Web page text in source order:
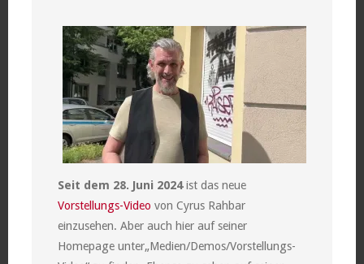
Seit dem 28. Juni 2024ist das neue
Vorstellungs-Video von Cyrus Rahbar
einzusehen. Aber auch hier auf seiner
Homepage unter„Medien/Demos/Vorstellungs-